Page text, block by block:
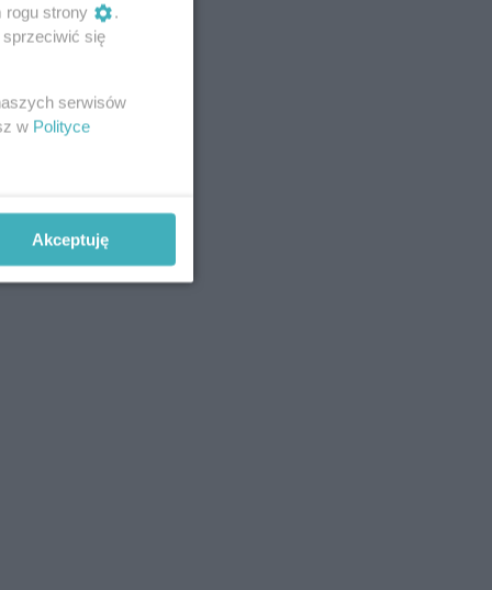
rogu strony
.
się
serwisów
w Polityce
Akceptuję